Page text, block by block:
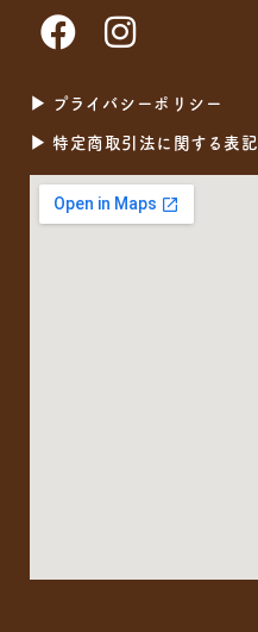
F
a
c
e
b
o
o
I
n
s
t
a
g
r
▶︎ プライバシーポリシー
▶︎ 特定商取引法に関する表記